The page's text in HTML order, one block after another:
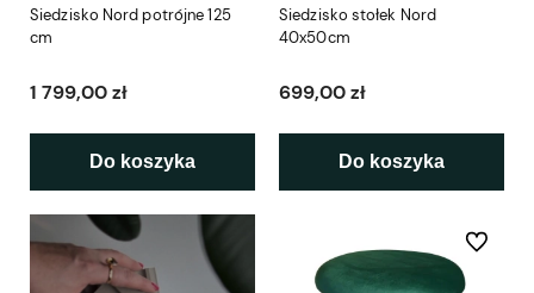
Siedzisko Nord potrójne 125
cm
1 799,00 zł
Do koszyka
Siedzisko stołek Nord
40x50cm
699,00 zł
Do koszyka
Do